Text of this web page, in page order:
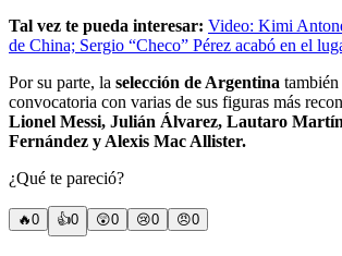
Tal vez te pueda interesar: Video: Kimi
de China; Sergio “Checo” Pérez acabó en el
Por su parte, la selección de Argentina
convocatoria con varias de sus figuras más
Lionel Messi, Julián Álvarez, Lautaro
Fernández y Alexis Mac Allister.
¿Qué te pareció?
🔥0 👍0 😲0 😢0 😠0